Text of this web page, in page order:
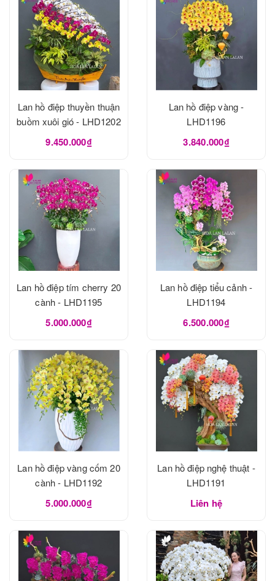
Lan hồ điệp thuyền thuận
buồm xuôi gió - LHD1202
9.450.000₫
Lan hồ điệp vàng -
LHD1196
3.840.000₫
Lan hồ điệp tím cherry 20
cành - LHD1195
5.000.000₫
Lan hồ điệp tiểu cảnh -
LHD1194
6.500.000₫
Lan hồ điệp vàng cốm 20
cành - LHD1192
5.000.000₫
Lan hồ điệp nghệ thuật -
LHD1191
Liên hệ